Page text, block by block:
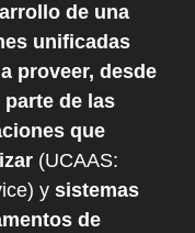
de una
unificadas
proveer, desde
de las
que
(UCAAS:
y sistemas
de